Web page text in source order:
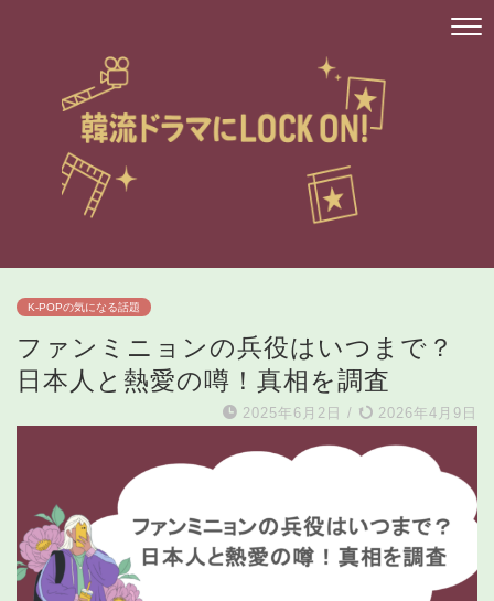
K-POPの気になる話題
ファンミニョンの兵役はいつまで？
日本人と熱愛の噂！真相を調査
2025年6月2日 / 2026年4月9日